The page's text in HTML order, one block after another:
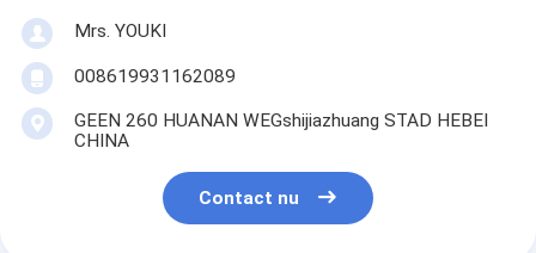
Mrs. YOUKI
008619931162089
GEEN 260 HUANAN WEGshijiazhuang STAD HEBEI
CHINA
Contact nu